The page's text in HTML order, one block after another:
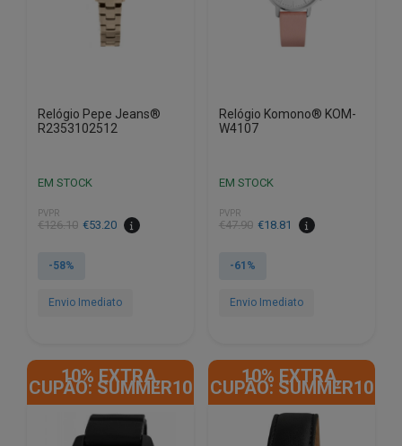
Relógio Pepe Jeans®
R2353102512
EM STOCK
PVPR
€126.10
O
original
€126.10.
€53.20
O
atual
€53.20.
-58%
Envio Imediato
Relógio Komono® KOM-
W4107
EM STOCK
PVPR
€47.90
O
original
€47.90.
€18.81
O
atual
€18.81.
-61%
Envio Imediato
10% EXTRA,
CUPÃO: SUMMER10
10% EXTRA,
CUPÃO: SUMMER10